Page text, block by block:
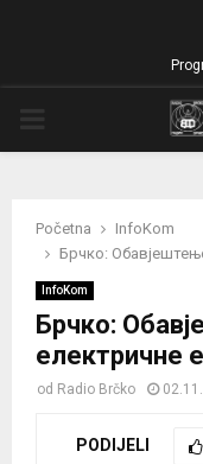
Početna
InfoKom
Брчко:
InfoKom
Брчко:
електричне
od Radio Brčko
PODIJELI